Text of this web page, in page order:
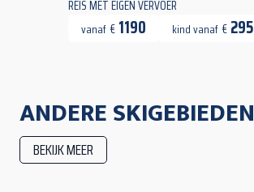
REIS MET EIGEN VERVOER
vanaf € 1190 kind vanaf € 295
ANDERE SKIGEBIEDEN
BEKIJK MEER